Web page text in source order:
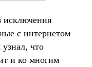
исключения
с интернетом
что
и ко многим